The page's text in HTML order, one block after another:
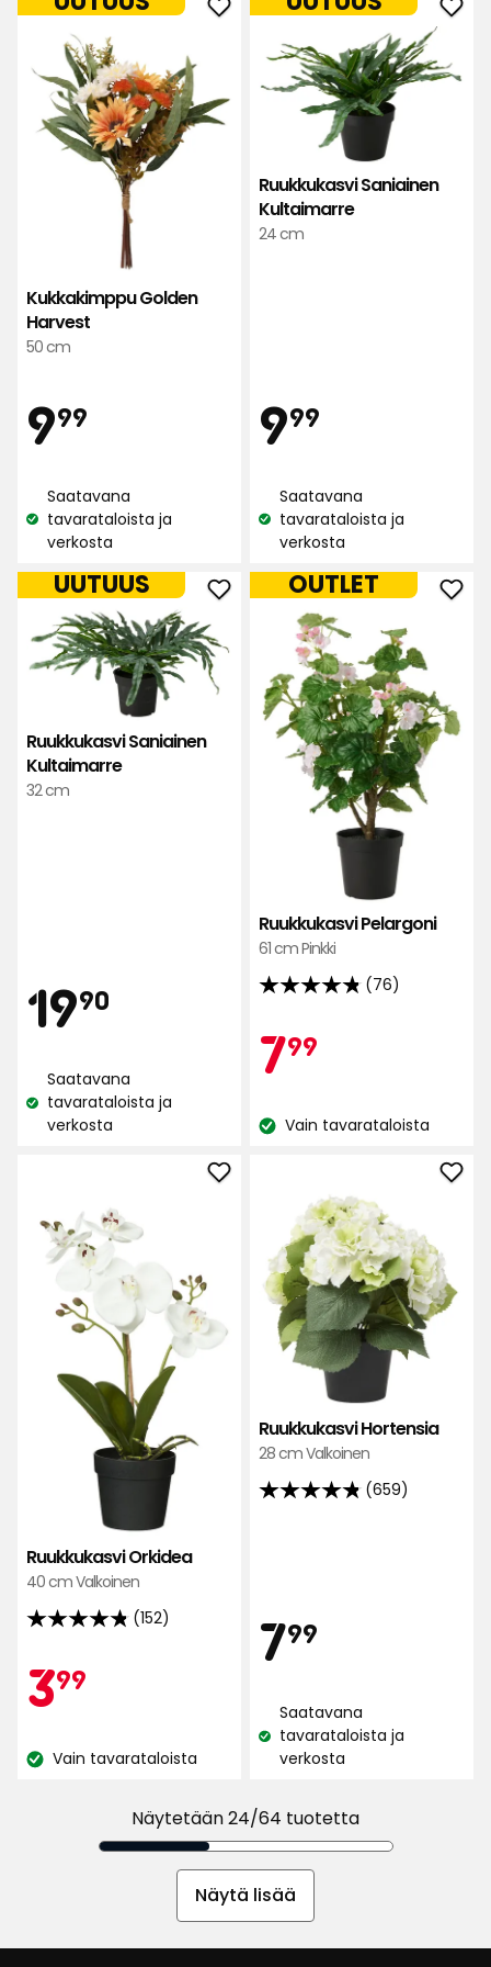
Kukkakimppu Golden
Harvest
50 cm
Hinta
999
€
Katso
saatavuus:
Saatavana
tavarataloista ja
verkosta
Lisää
Kukkakimppu
Golden
Harvest
suosikkeihin
Ruukkukasvi Saniainen
Kultaimarre
24 cm
999
€
Katso
saatavuus:
Saatavana
tavarataloista ja
verkosta
Ruukkukasvi Saniainen
Kultaimarre
32 cm
Hinta
1990
€
UUTUUS
Katso
saatavuus:
Saatavana
tavarataloista ja
verkosta
Lisää
Ruukkukasvi
Saniainen
Kultaimarre
suosikkeihin
Ruukkukasvi Pelargoni
61 cm Pinkki
(76)
4.8
5:stä,
76
perusteella
799
€
OUTLET
KatsoVain tavarataloista
Ruukkukasvi Orkidea
40 cm Valkoinen
(152)
4.8
5:stä,
152
perusteella
399
€
KatsoVain tavarataloista
Lisää
Ruukkukasvi
suosikkeihin
Ruukkukasvi Hortensia
28 cm Valkoinen
(659)
4.8
perusteella
799
€
Katso
saatavuus:
Saatavana
tavarataloista ja
verkosta
Näytetään 24/64 tuotetta
Näytä lisää